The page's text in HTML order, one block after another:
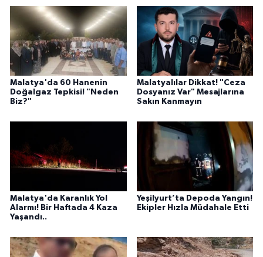
Malatya'da 60 Hanenin
Doğalgaz Tepkisi! "Neden
Biz?"
Malatyalılar Dikkat! "Ceza
Dosyanız Var" Mesajlarına
Sakın Kanmayın
Malatya'da Karanlık Yol
Alarmı! Bir Haftada 4 Kaza
Yaşandı..
Yeşilyurt’ta Depoda Yangın!
Ekipler Hızla Müdahale Etti